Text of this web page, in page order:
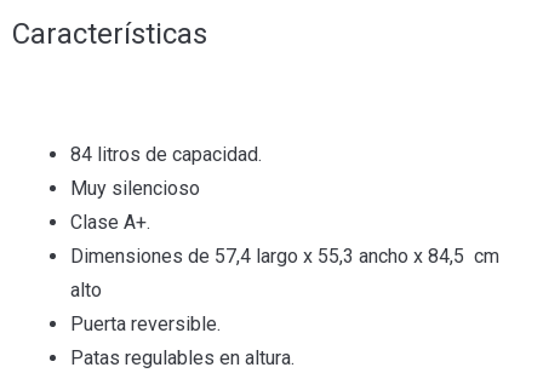
Características
84 litros de capacidad.
Muy silencioso
Clase A+.
Dimensiones de 57,4 largo x 55,3 ancho x 84,5 cm
alto
Puerta reversible.
Patas regulables en altura.